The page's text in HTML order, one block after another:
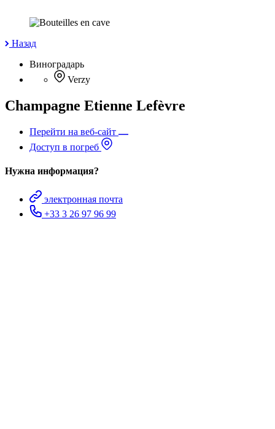
Назад
Виноградарь
Verzy
Champagne Etienne Lefèvre
Перейти на веб-сайт
Доступ в погреб
Нужна информация?
электронная почта
+33 3 26 97 96 99